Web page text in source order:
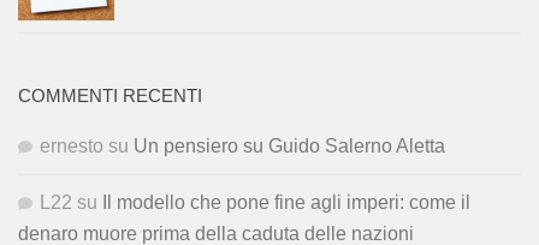
COMMENTI RECENTI
ernesto su Un pensiero su Guido Salerno Aletta
L22 su
Il modello che pone fine agli imperi: come il
denaro muore prima della caduta delle nazioni